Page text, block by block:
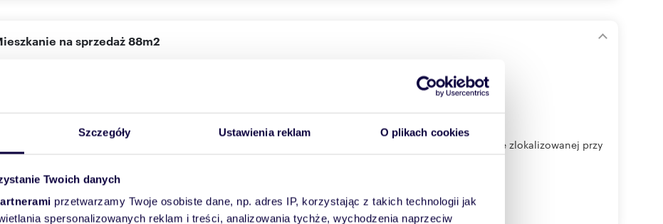
Szczegóły Ustawienia reklam O plikach cookies
Twoich danych
przetwarzamy Twoje osobiste dane, np. adres IP, korzystając z takich technologii jak
spersonalizowanych reklam i treści, analizowania tychże, wychodzenia naprzeciw
mieszkanie na sprzedaż 88m2
Panorama Kwiatkowskiego - najnowsza propozycja mieszkaniowa Rzeszowa. Osiedle powstanie na działce zlokalizowanej przy
Kwiat...
Więcej Skontaktuj się